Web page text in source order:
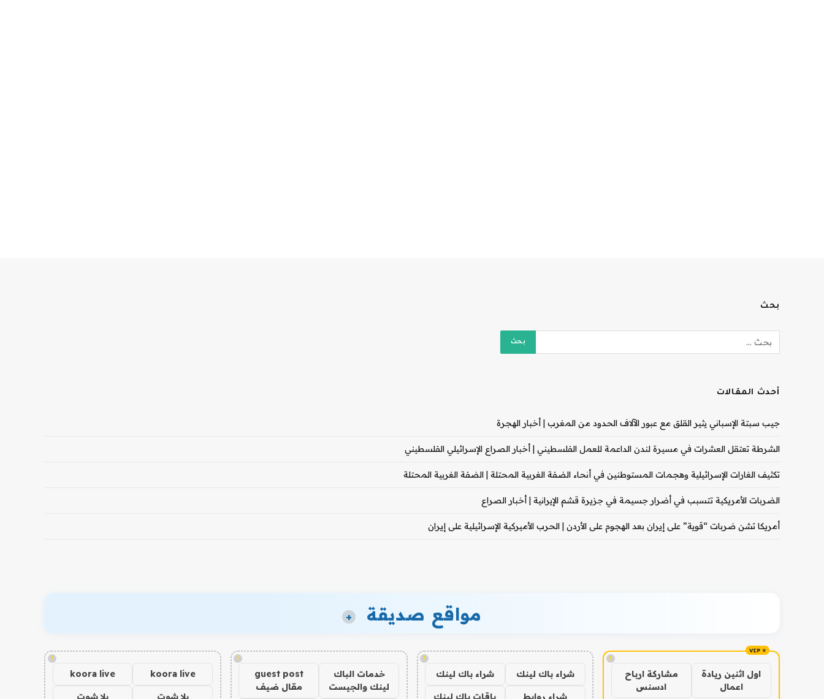
بحث
أحدث المقالات
جيب سبتة الإسباني يثير القلق مع عبور الآلاف الحدود من المغرب | أخبار الهجرة
الشرطة تعتقل العشرات في مسيرة لندن الداعمة للعمل الفلسطيني | أخبار الصراع الإسرائيلي الفلسطيني
تكثيف الغارات الإسرائيلية وهجمات المستوطنين في أنحاء الضفة الغربية المحتلة | الضفة الغربية المحتلة
الضربات الأمريكية تتسبب في أضرار جسيمة في جزيرة قشم الإيرانية | أخبار الصراع
أمريكا تشن ضربات “قوية” على إيران بعد الهجوم على الأردن | الحرب الأميركية الإسرائيلية على إيران
مواقع صديقة +
!
اول اثنين ريادة
اعمال
مشاركة ارباح
ادسنس
!
شراء باك لينك شراء باك لينك
شراء روابط
باقات باك لينك
!
خدمات الباك
لينك والجيست
guest post
مقال ضيف
!
koora live
koora live
يلا شوت يلا شوت